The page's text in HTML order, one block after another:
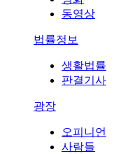
동영상
법률정보
생활법률
판결기사
광장
오피니언
사람들